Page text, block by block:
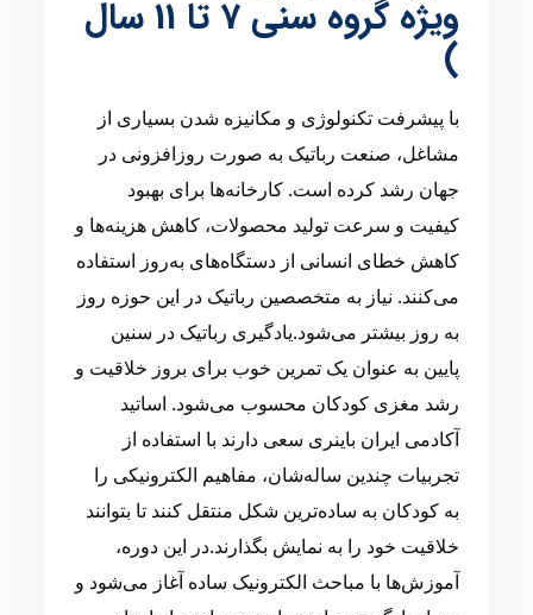
ویژه گروه سنی 7 تا 11 سال
)
با پیشرفت تکنولوژی و مکانیزه شدن بسیاری از
مشاغل، صنعت رباتیک به صورت روزافزونی در
جهان رشد کرده است. کارخانه‌ها برای بهبود
کیفیت و سرعت تولید محصولات، کاهش هزینه‌ها و
کاهش خطای انسانی از دستگاه‌های به‌روز استفاده
می‌کنند. نیاز به متخصصین رباتیک در این حوزه روز
به روز بیشتر می‌شود.یادگیری رباتیک در سنین
پایین به عنوان یک تمرین خوب برای بروز خلاقیت و
رشد مغزی کودکان محسوب می‌شود. اساتید
آکادمی ایران باینری سعی دارند با استفاده از
تجربیات چندین ساله‌شان، مفاهیم الکترونیکی را
به کودکان به ساده‌ترین شکل منتقل کنند تا بتوانند
خلاقیت خود را به نمایش بگذارند.در این دوره،
آموزش‌ها با مباحث الکترونیک ساده آغاز می‌شود و